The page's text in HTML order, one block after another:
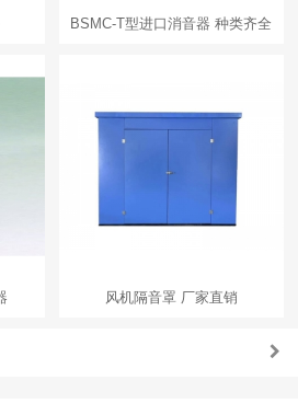
BSMC-T型进口消音器 种类齐全
风机隔音罩 厂家直销